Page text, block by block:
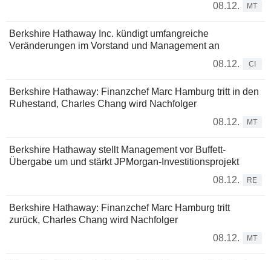
08.12.
MT
Berkshire Hathaway Inc. kündigt umfangreiche
Veränderungen im Vorstand und Management an
08.12.
CI
Berkshire Hathaway: Finanzchef Marc Hamburg tritt in den
Ruhestand, Charles Chang wird Nachfolger
08.12.
MT
Berkshire Hathaway stellt Management vor Buffett-
Übergabe um und stärkt JPMorgan-Investitionsprojekt
08.12.
RE
Berkshire Hathaway: Finanzchef Marc Hamburg tritt
zurück, Charles Chang wird Nachfolger
08.12.
MT